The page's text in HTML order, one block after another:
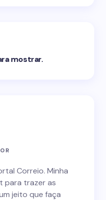
mostrar.
Correio. Minha
para trazer as
jeito que faça